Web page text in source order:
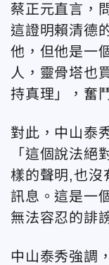
蔡正元直言，
這證明賴清德
他，但他是一
人，靈骨塔也
持真理」，奮
對此，中山泰
「這個說法絕
樣的聲明,也沒
訊息。這是一
無法容忍的誹
中山泰秀強調